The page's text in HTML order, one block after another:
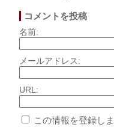
コメントを投稿
名前:
メールアドレス:
URL:
この情報を登録し